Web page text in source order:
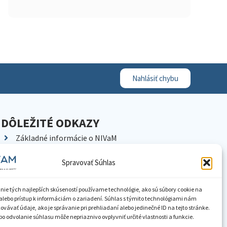
Spravovať Súhlas
tých najlepších skúseností používame technológie, ako sú súbory cookie na
prístup k informáciám o zariadení. Súhlas s týmito technológiami nám
údaje, ako je správanie pri prehliadaní alebo jedinečné ID na tejto stránke.
odvolanie súhlasu môže nepriaznivo ovplyvniť určité vlastnosti a funkcie.
Nahlásiť chybu
DÔLEŽITÉ ODKAZY
Základné informácie o NIVaM
Kariéra
Pracoviská NIVaM
Dokumenty inštitúcie